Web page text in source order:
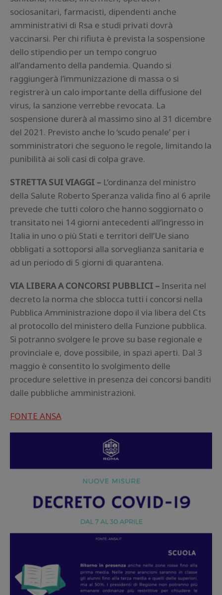
sociosanitari, farmacisti, dipendenti anche
amministrativi di Rsa e studi privati dovrà
vaccinarsi. Per chi rifiuta è prevista la sospensione
dello stipendio per un tempo congruo
all’andamento della pandemia. Quando si
raggiungerà l’immunizzazione di massa o si
registrerà un calo importante della diffusione del
virus, la sanzione verrebbe revocata. La
sospensione durerà al massimo sino al 31 dicembre
del 2021. Previsto anche lo ‘scudo penale’ per i
somministratori che seguono le regole, limitando la
punibilità ai soli casi di colpa grave.
STRETTA SUI VIAGGI – L’ordinanza del ministro
della Salute Roberto Speranza valida fino al 6 aprile
prevede che tutti coloro che hanno soggiornato o
transitato nei 14 giorni antecedenti all’ingresso in
Italia in uno o più Stati e territori dell’Ue siano
obbligati a sottoporsi alla sorveglianza sanitaria e
ad un periodo di 5 giorni di quarantena.
VIA LIBERA A CONCORSI PUBBLICI – Inserita nel
decreto la norma che sblocca tutti i concorsi nella
Pubblica Amministrazione dopo il via libera del Cts
al protocollo del ministero della Funzione pubblica.
Si potranno svolgere le prove su base regionale e
provinciale e, dove possibile, in spazi aperti. Dal 3
maggio è consentito lo svolgimento delle
procedure selettive in presenza dei concorsi banditi
dalle pubbliche amministrazioni.
FONTE ANSA